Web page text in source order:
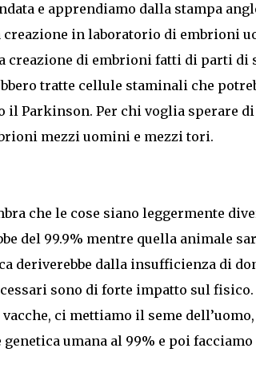
e apprendiamo dalla stampa
in laboratorio di embrioni
creazione di embrioni fatti di parti di
tratte cellule staminali che
il Parkinson. Per chi voglia sperare
mezzi uomini e mezzi tori.
che le cose siano leggermente
del 99.9% mentre quella animale
deriverebbe dalla insufficienza di
sono di forte impatto sul
ci mettiamo il seme
umana al 99% e poi facciamo